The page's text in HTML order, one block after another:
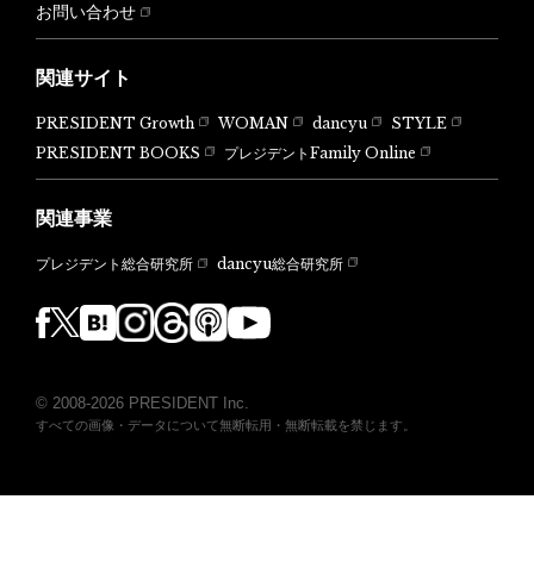
お問い合わせ
関連サイト
PRESIDENT Growth WOMAN dancyu
STYLE
PRESIDENT BOOKS
プレジデントFamily Online
関連事業
プレジデント総合研究所 dancyu総合研究所
© 2008-2026 PRESIDENT Inc.
すべての画像・データについて無断転用・無断転載を禁じます。